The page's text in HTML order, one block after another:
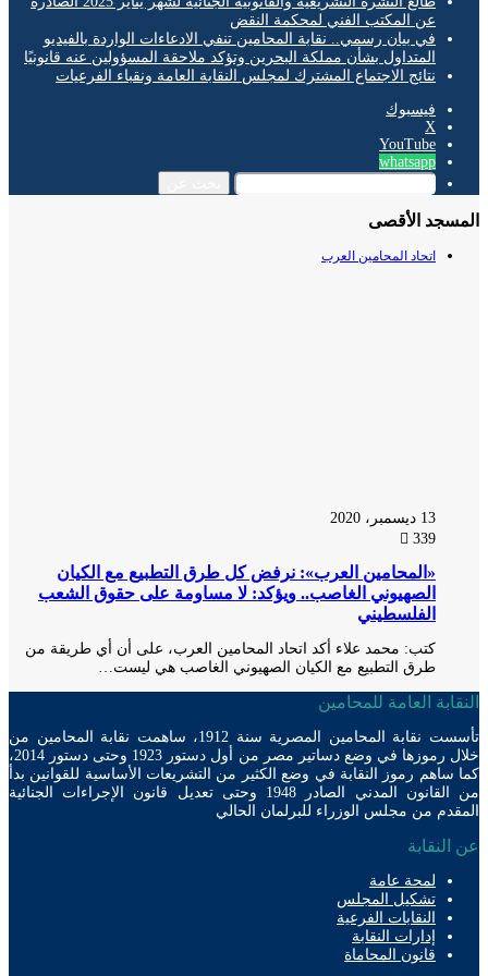
عن المكتب الفني لمحكمة النقض
في بيان رسمي.. نقابة المحامين تنفي الادعاءات الواردة بالفيديو
المتداول بشأن مملكة البحرين وتؤكد ملاحقة المسؤولين عنه قانونيًا
نتائج الاجتماع المشترك لمجلس النقابة العامة ونقباء الفرعيات
فيسبوك
‫YouTube
whatsapp
الأقصى
اتحاد المحامين العرب
«المحامين العرب»: نرفض كل طرق التطبيع مع الكيان
الصهيوني الغاصب.. ويؤكد: لا مساومة على حقوق الشعب
الفلسطيني
كتب: محمد علاء أكد اتحاد المحامين العرب، على أن أي طريقة من
طرق التطبيع مع الكيان الصهيوني الغاصب هي ليست…
العامة للمحامين
تأسست نقابة المحامين المصرية سنة 1912، ساهمت نقابة المحامين من
خلال رموزها في وضع دساتير مصر من أول دستور 1923 وحتى دستور 2014،
رموز النقابة في وضع الكثير من التشريعات الأساسية للقوانين بدأ
من القانون المدني الصادر 1948 وحتى تعديل قانون الإجراءات الجنائية
من مجلس الوزراء للبرلمان الحالي
لمحة عامة
تشكيل المجلس
النقابات الفرعية
إدارات النقابة
قانون المحاماة